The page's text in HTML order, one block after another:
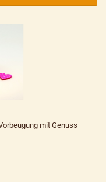
mit Genuss